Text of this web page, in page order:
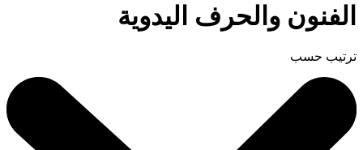
الفنون والحرف اليدوية
ترتيب حسب